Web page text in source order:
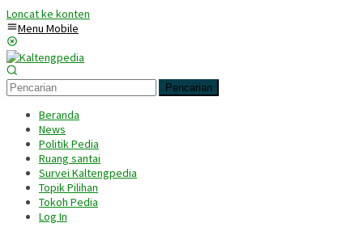
Loncat ke konten
Menu Mobile
Pencarian
Beranda
News
Politik Pedia
Ruang santai
Survei Kaltengpedia
Topik Pilihan
Tokoh Pedia
Log In